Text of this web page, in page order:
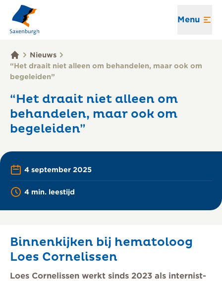
Menu
Nieuws
“Het draait niet alleen om behandelen, maar ook om
begeleiden”
“Het draait niet alleen om
behandelen, maar ook om
begeleiden”
4 september 2025
4 min. leestijd
Printen
Binnenkijken bij hematoloog
Loes Cornelissen
Loes Cornelissen werkt sinds 2023 als internist-